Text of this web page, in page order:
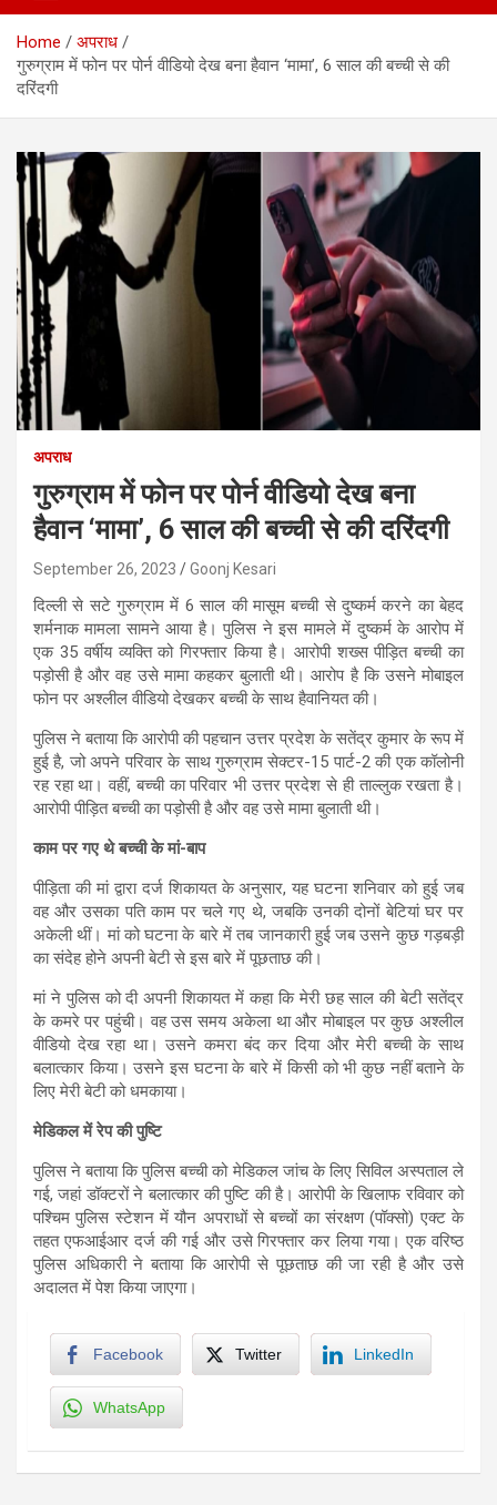
Home
अपराध
गुरुग्राम में फोन पर पोर्न वीडियो देख बना हैवान ‘मामा’, 6 साल की बच्ची से की
दरिंदगी
अपराध
गुरुग्राम में फोन पर पोर्न वीडियो देख बना
हैवान ‘मामा’, 6 साल की बच्ची से की दरिंदगी
September 26, 2023 Goonj Kesari
दिल्ली से सटे गुरुग्राम में 6 साल की मासूम बच्ची से दुष्कर्म करने का बेहद
शर्मनाक मामला सामने आया है। पुलिस ने इस मामले में दुष्कर्म के आरोप में
एक 35 वर्षीय व्यक्ति को गिरफ्तार किया है। आरोपी शख्स पीड़ित बच्ची का
पड़ोसी है और वह उसे मामा कहकर बुलाती थी। आरोप है कि उसने मोबाइल
फोन पर अश्लील वीडियो देखकर बच्ची के साथ हैवानियत की।
पुलिस ने बताया कि आरोपी की पहचान उत्तर प्रदेश के सतेंद्र कुमार के रूप में
हुई है, जो अपने परिवार के साथ गुरुग्राम सेक्टर-15 पार्ट-2 की एक कॉलोनी
रह रहा था। वहीं, बच्ची का परिवार भी उत्तर प्रदेश से ही ताल्लुक रखता है।
आरोपी पीड़ित बच्ची का पड़ोसी है और वह उसे मामा बुलाती थी।
काम पर गए थे बच्ची के मां-बाप
पीड़िता की मां द्वारा दर्ज शिकायत के अनुसार, यह घटना शनिवार को हुई जब
वह और उसका पति काम पर चले गए थे, जबकि उनकी दोनों बेटियां घर पर
अकेली थीं। मां को घटना के बारे में तब जानकारी हुई जब उसने कुछ गड़बड़ी
का संदेह होने अपनी बेटी से इस बारे में पूछताछ की।
मां ने पुलिस को दी अपनी शिकायत में कहा कि मेरी छह साल की बेटी सतेंद्र
के कमरे पर पहुंची। वह उस समय अकेला था और मोबाइल पर कुछ अश्लील
वीडियो देख रहा था। उसने कमरा बंद कर दिया और मेरी बच्ची के साथ
बलात्कार किया। उसने इस घटना के बारे में किसी को भी कुछ नहीं बताने के
लिए मेरी बेटी को धमकाया।
मेडिकल में रेप की पुष्टि
पुलिस ने बताया कि पुलिस बच्ची को मेडिकल जांच के लिए सिविल अस्पताल ले
गई, जहां डॉक्टरों ने बलात्कार की पुष्टि की है। आरोपी के खिलाफ रविवार को
पश्चिम पुलिस स्टेशन में यौन अपराधों से बच्चों का संरक्षण (पॉक्सो) एक्ट के
तहत एफआईआर दर्ज की गई और उसे गिरफ्तार कर लिया गया। एक वरिष्ठ
पुलिस अधिकारी ने बताया कि आरोपी से पूछताछ की जा रही है और उसे
अदालत में पेश किया जाएगा।
Facebook Twitter LinkedIn
WhatsApp